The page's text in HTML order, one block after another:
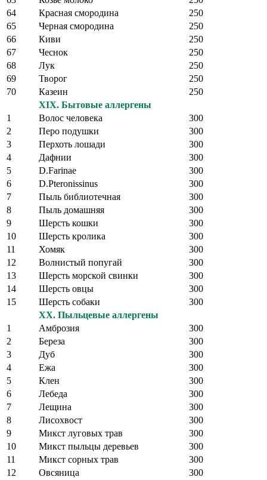
64
Красная смородина
250
65
Черная смородина
250
66
Киви
250
67
Чеснок
250
68
Лук
250
69
Творог
250
70
Казеин
250
XIX. Бытовые аллергены
1
Волос человека
300
2
Перо подушки
300
3
Перхоть лошади
300
4
Дафнии
300
5
D.Farinae
300
6
D.Pteronissinus
300
7
Пыль библиотечная
300
8
Пыль домашняя
300
9
Шерсть кошки
300
10
Шерсть кролика
300
11
Хомяк
300
12
Волнистый попугай
300
13
Шерсть морской свинки
300
14
Шерсть овцы
300
15
Шерсть собаки
300
XX. Пыльцевые аллергены
1
Амброзия
300
2
Береза
300
3
Дуб
300
4
Ежа
300
5
Клен
300
6
Лебеда
300
7
Лещина
300
8
Лисохвост
300
9
Микст луговых трав
300
10
Микст пыльцы деревьев
300
11
Микст сорных трав
300
12
Овсяница
300